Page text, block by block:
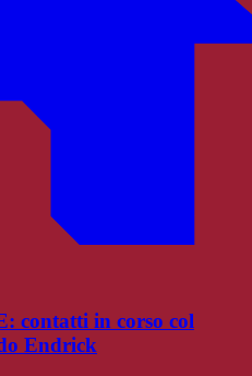
contatti in corso col
Endrick